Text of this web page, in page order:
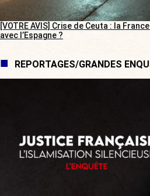
[VOTRE AVIS] Crise de Ceuta : la
avec l’Espagne ?
REPORTAGES/GRANDES